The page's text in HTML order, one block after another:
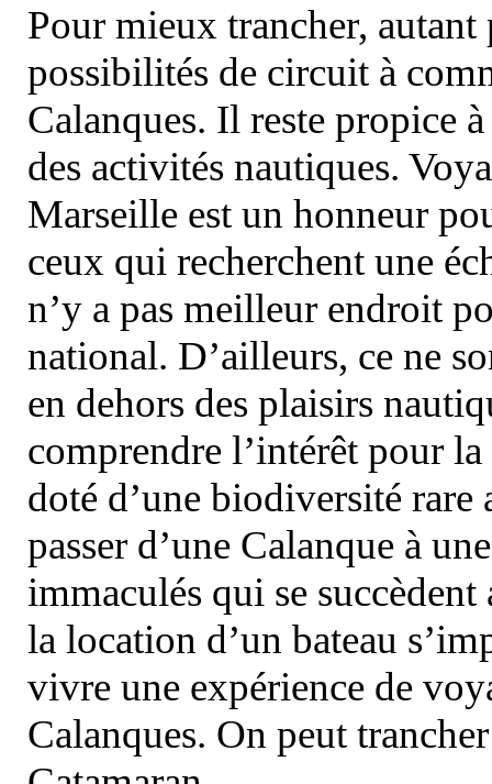
Pour mieux trancher, autant
possibilités de circuit à
Calanques. Il reste propice
des activités nautiques.
Marseille est un honneur
ceux qui recherchent une
n’y a pas meilleur endroit
national. D’ailleurs, ce ne
en dehors des plaisirs
comprendre l’intérêt pour
doté d’une biodiversité
passer d’une Calanque à
immaculés qui se
la location d’un bateau
vivre une expérience de
Calanques. On peut